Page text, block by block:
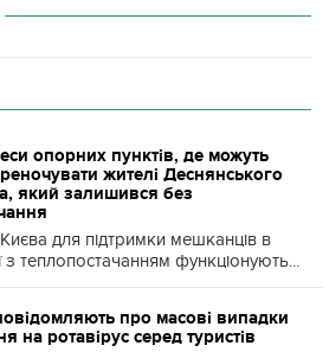
опорних пунктів, де можуть
жителі Деснянського
який залишився без
для підтримки мешканців в
з теплопостачанням функціонують...
про масові випадки
на ротавірус серед туристів